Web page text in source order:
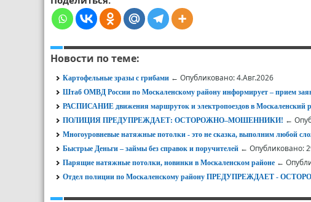
Новости по теме:
Картофельные зразы с грибами ← Опубликовано: 4.Авг.2026
Штаб ОМВД России по Москаленскому району информирует – прием
РАСПИСАНИЕ движения маршруток и электропоездов в Москаленский
ПОЛИЦИЯ ПРЕДУПРЕЖДАЕТ: ОСТОРОЖНО–МОШЕННИКИ! ←
Многоуровневые натяжные потолки - это не сказка, выполним любой
Быстрые Деньги – займы без справок и поручителей ← Опубликовано:
Парящие натяжные потолки, новинки в Москаленском районе ←
Отдел полиции по Москаленскому району ПРЕДУПРЕЖДАЕТ -